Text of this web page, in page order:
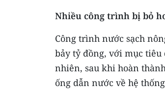
Nhiều công trình bị bỏ
Công trình nước sạch
bảy tỷ đồng, với mục tiêu
nhiên, sau khi hoàn
ống dẫn nước về hệ